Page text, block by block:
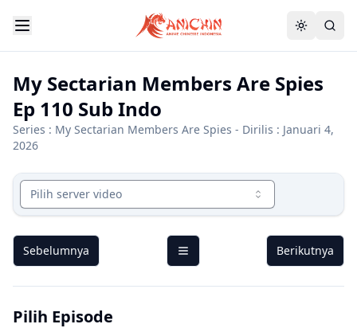
My Sectarian Members Are Spies
Ep 110 Sub Indo
Series : My Sectarian Members Are Spies - Dirilis : Januari 4,
2026
Pilih server video
Sebelumnya Berikutnya
Pilih Episode